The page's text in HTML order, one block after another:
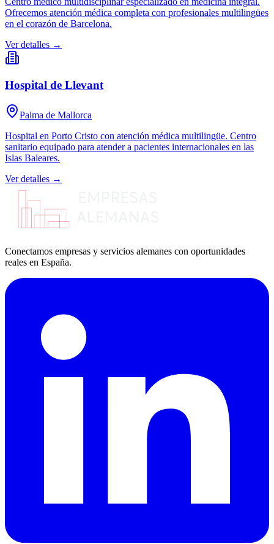
Ofrecemos atención médica completa con profesionales multilingües
en el corazón de Barcelona.
Ver detalles →
Hospital de Llevant
Palma de Mallorca
Hospital en Porto Cristo con atención médica multilingüe. Centro
sanitario equipado para atender a pacientes internacionales en las
Islas Baleares.
Ver detalles →
Conectamos empresas y servicios alemanes con oportunidades
reales en España.